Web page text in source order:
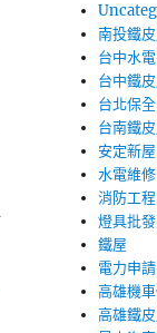
南投鐵
台中水電
台中鐵
台北保全
台南鐵
安定新屋
水電維修
消防工程
燈具批發
鐵屋
電力申請
高雄機
高雄鐵